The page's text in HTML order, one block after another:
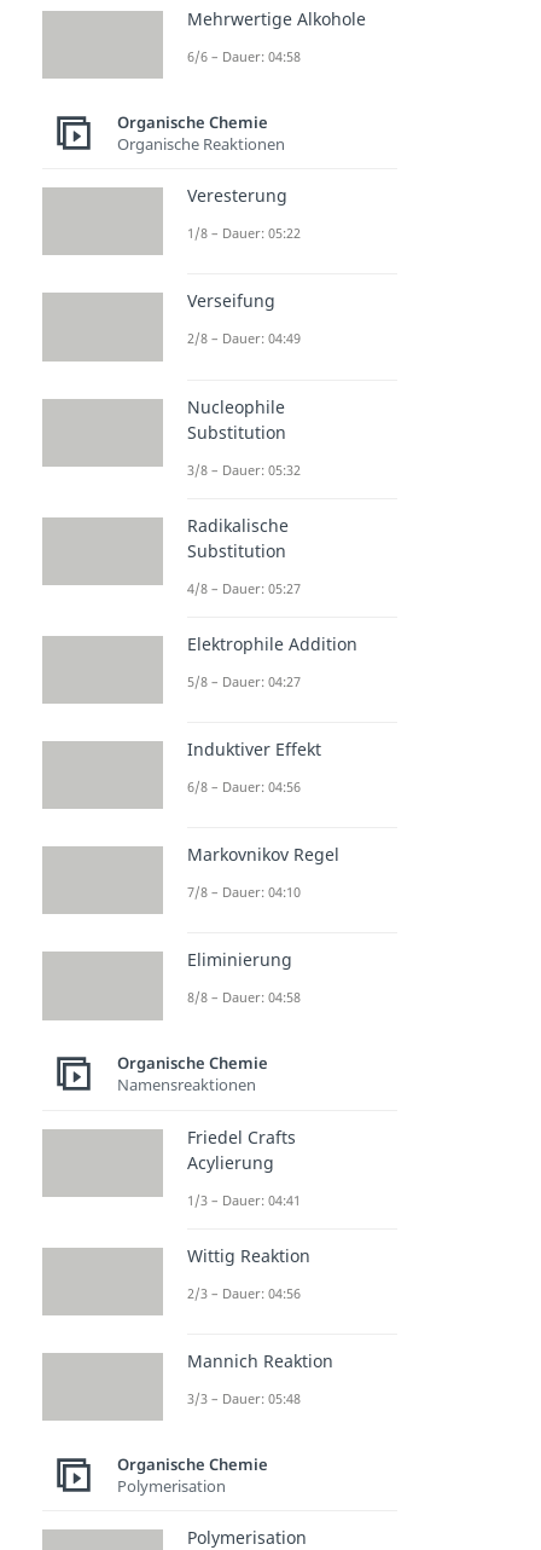
Mehrwertige Alkohole
6/6 – Dauer: 04:58
Organische Chemie
Organische Reaktionen
Veresterung
1/8 – Dauer: 05:22
Verseifung
2/8 – Dauer: 04:49
Nucleophile
Substitution
3/8 – Dauer: 05:32
Radikalische
Substitution
4/8 – Dauer: 05:27
Elektrophile Addition
5/8 – Dauer: 04:27
Induktiver Effekt
6/8 – Dauer: 04:56
Markovnikov Regel
7/8 – Dauer: 04:10
Eliminierung
8/8 – Dauer: 04:58
Organische Chemie
Namensreaktionen
Friedel Crafts
Acylierung
1/3 – Dauer: 04:41
Wittig Reaktion
2/3 – Dauer: 04:56
Mannich Reaktion
3/3 – Dauer: 05:48
Organische Chemie
Polymerisation
Polymerisation